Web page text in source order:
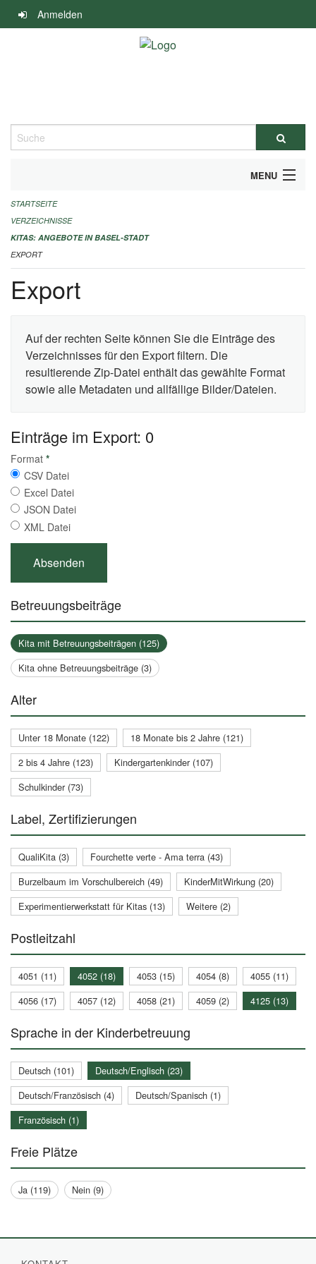
Navigation
überspringen
Anmelden
Suche
MENU
ALLGEMEINE INFORMATIONEN
IMPRESSUM
STARTSEITE
VERZEICHNISSE
KITAS: ANGEBOTE IN BASEL-STADT
EXPORT
Export
Auf der rechten Seite können Sie die Einträge des
Verzeichnisses für den Export filtern. Die
resultierende Zip-Datei enthält das gewählte Format
sowie alle Metadaten und allfällige Bilder/Dateien.
Einträge im Export: 0
Format *
CSV Datei
Excel Datei
JSON Datei
XML Datei
Betreuungsbeiträge
Kita mit Betreuungsbeiträgen (125)
Kita ohne Betreuungsbeiträge (3)
Alter
Unter 18 Monate (122)
18 Monate bis 2 Jahre (121)
2 bis 4 Jahre (123)
Kindergartenkinder (107)
Schulkinder (73)
Label, Zertifizierungen
QualiKita (3)
Fourchette verte - Ama terra (43)
Burzelbaum im Vorschulbereich (49)
KinderMitWirkung (20)
Experimentierwerkstatt für Kitas (13)
Weitere (2)
Postleitzahl
4051 (11) 4052 (18) 4053 (15) 4054 (8)
4055 (11)
4056 (17)
4057 (12) 4058 (21) 4059 (2) 4125 (13)
Sprache in der Kinderbetreuung
Deutsch (101)
Deutsch/Englisch (23)
Deutsch/Französisch (4)
Deutsch/Spanisch (1)
Französisch (1)
Freie Plätze
Ja (119) Nein (9)